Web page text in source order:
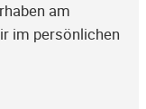
am
im persönlichen